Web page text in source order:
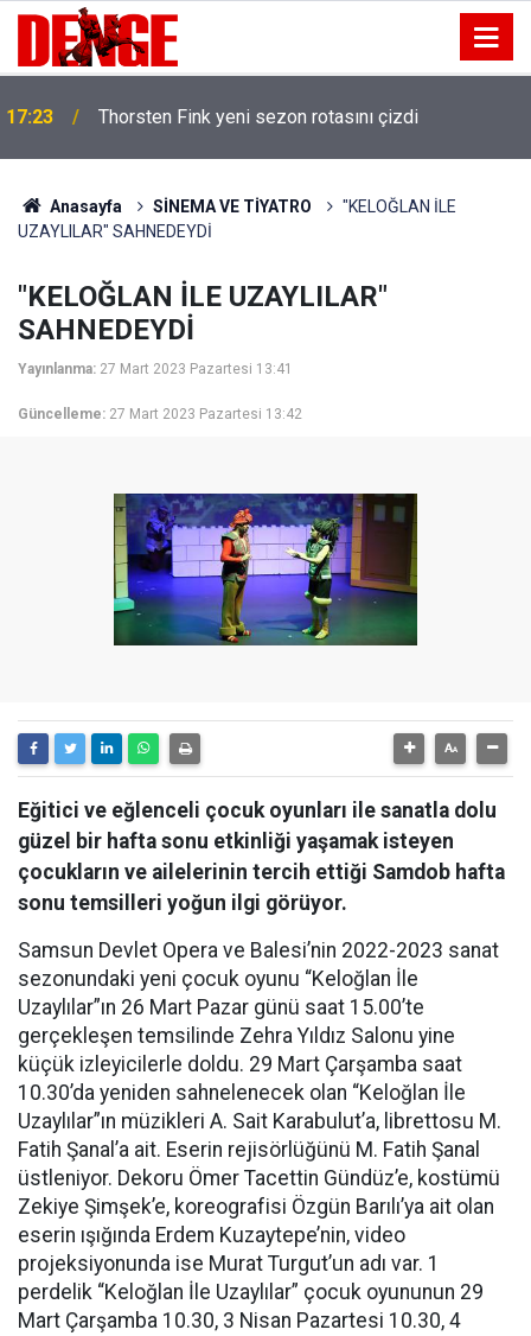
17:23 Thorsten Fink yeni sezon rotasını çizdi
Anasayfa SİNEMA VE TİYATRO
"KELOĞLAN İLE
UZAYLILAR" SAHNEDEYDİ
"KELOĞLAN İLE UZAYLILAR"
SAHNEDEYDİ
Yayınlanma: 27 Mart 2023 Pazartesi 13:41
Güncelleme: 27 Mart 2023 Pazartesi 13:42
Eğitici ve eğlenceli çocuk oyunları ile sanatla dolu
güzel bir hafta sonu etkinliği yaşamak isteyen
çocukların ve ailelerinin tercih ettiği Samdob hafta
sonu temsilleri yoğun ilgi görüyor.
Samsun Devlet Opera ve Balesi’nin 2022-2023 sanat
sezonundaki yeni çocuk oyunu “Keloğlan İle
Uzaylılar”ın 26 Mart Pazar günü saat 15.00’te
gerçekleşen temsilinde Zehra Yıldız Salonu yine
küçük izleyicilerle doldu. 29 Mart Çarşamba saat
10.30’da yeniden sahnelenecek olan “Keloğlan İle
Uzaylılar”ın müzikleri A. Sait Karabulut’a, librettosu M.
Fatih Şanal’a ait. Eserin rejisörlüğünü M. Fatih Şanal
üstleniyor. Dekoru Ömer Tacettin Gündüz’e, kostümü
Zekiye Şimşek’e, koreografisi Özgün Barılı’ya ait olan
eserin ışığında Erdem Kuzaytepe’nin, video
projeksiyonunda ise Murat Turgut’un adı var. 1
perdelik “Keloğlan İle Uzaylılar” çocuk oyununun 29
Mart Çarşamba 10.30, 3 Nisan Pazartesi 10.30, 4